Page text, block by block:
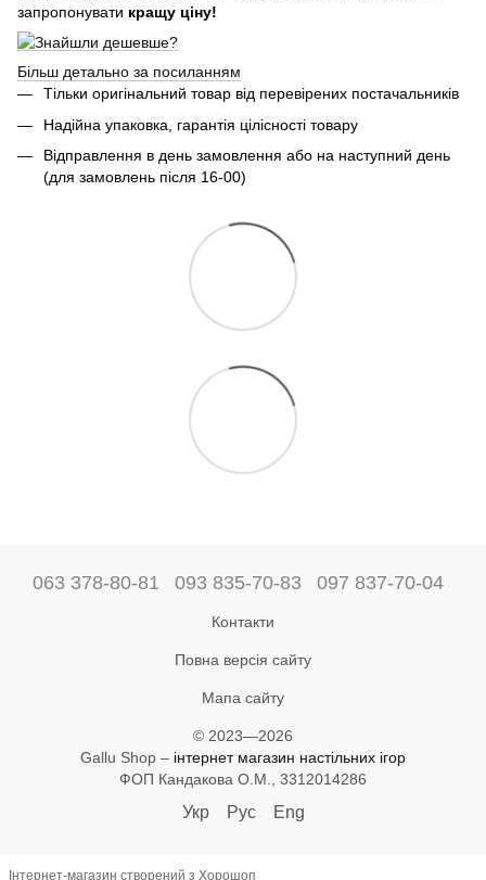
запропонувати кращу ціну!
Більш детально за посиланням
Тільки оригінальний товар від перевірених постачальників
Надійна упаковка, гарантія цілісності товару
Відправлення в день замовлення або на наступний день
(для замовлень після 16-00)
063 378-80-81 093 835-70-83 097 837-70-04
Контакти
Повна версія сайту
Мапа сайту
© 2023—2026
Gallu Shop – інтернет магазин настільних ігор
ФОП Кандакова О.М., 3312014286
Укр Рус Eng
Інтернет-магазин створений з Хорошоп